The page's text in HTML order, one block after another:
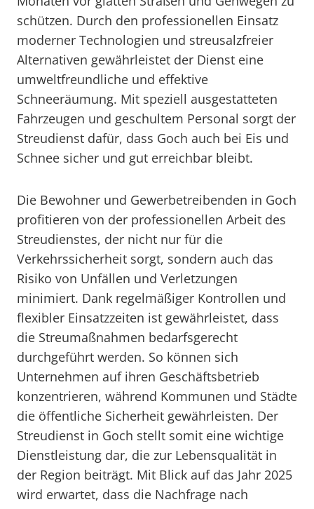
schützen. Durch den professionellen Einsatz
moderner Technologien und streusalzfreier
Alternativen gewährleistet der Dienst eine
umweltfreundliche und effektive
Schneeräumung. Mit speziell ausgestatteten
Fahrzeugen und geschultem Personal sorgt der
Streudienst dafür, dass Goch auch bei Eis und
Schnee sicher und gut erreichbar bleibt.
Die Bewohner und Gewerbetreibenden in Goch
profitieren von der professionellen Arbeit des
Streudienstes, der nicht nur für die
Verkehrssicherheit sorgt, sondern auch das
Risiko von Unfällen und Verletzungen
minimiert. Dank regelmäßiger Kontrollen und
flexibler Einsatzzeiten ist gewährleistet, dass
die Streumaßnahmen bedarfsgerecht
durchgeführt werden. So können sich
Unternehmen auf ihren Geschäftsbetrieb
konzentrieren, während Kommunen und Städte
die öffentliche Sicherheit gewährleisten. Der
Streudienst in Goch stellt somit eine wichtige
Dienstleistung dar, die zur Lebensqualität in
der Region beiträgt. Mit Blick auf das Jahr 2025
wird erwartet, dass die Nachfrage nach